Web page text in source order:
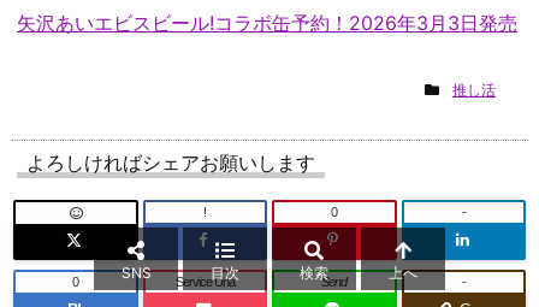
矢沢あいエビスビール!コラボ缶予約！2026年3月3日発売
推し活
よろしければシェアお願いします
! 0 -
0 Service Una Send -
SNS 目次 検索 上へ